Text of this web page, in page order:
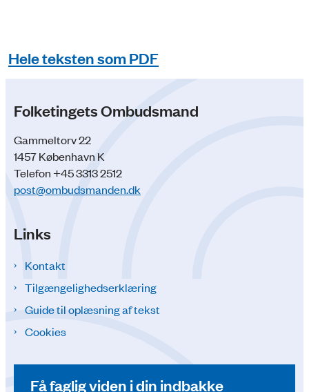
Hele teksten som PDF
Folketingets Ombudsmand
Gammeltorv 22
1457 København K
Telefon +45 3313 2512
post@ombudsmanden.dk
Links
Kontakt
Tilgængelighedserklæring
Guide til oplæsning af tekst
Cookies
Få faglig viden i din indbakke